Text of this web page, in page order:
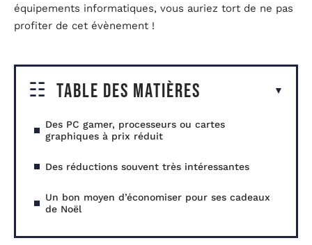
équipements informatiques, vous auriez tort de ne pas
profiter de cet évènement !
Table des matières
Des PC gamer, processeurs ou cartes
graphiques à prix réduit
Des réductions souvent très intéressantes
Un bon moyen d’économiser pour ses cadeaux
de Noël